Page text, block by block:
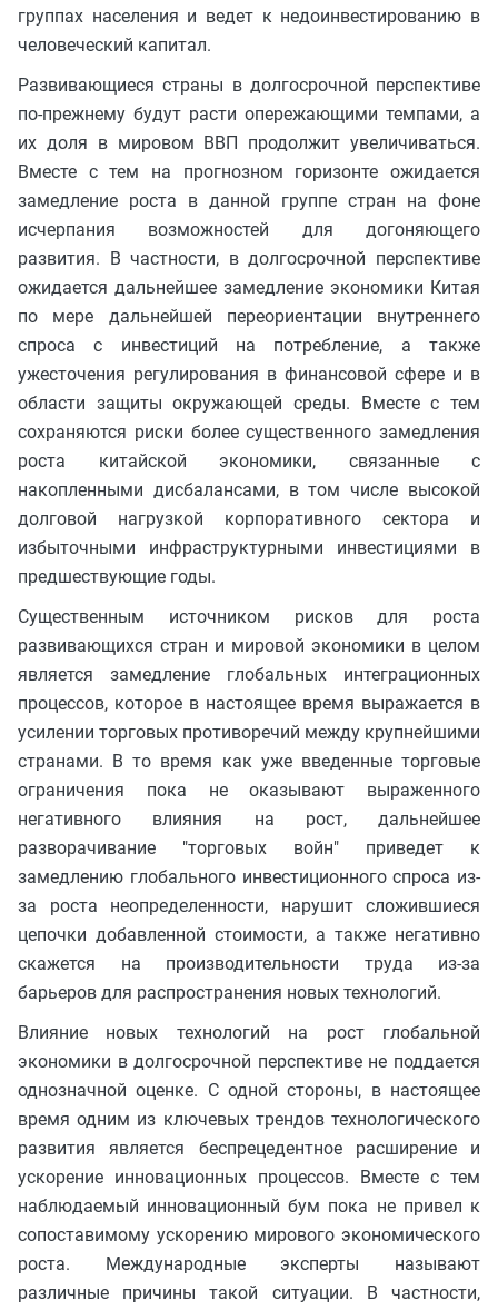
группах населения и ведет к недоинвестированию в
человеческий капитал.
Развивающиеся страны в долгосрочной перспективе
по-прежнему будут расти опережающими темпами, а
их доля в мировом ВВП продолжит увеличиваться.
Вместе с тем на прогнозном горизонте ожидается
замедление роста в данной группе стран на фоне
исчерпания возможностей для догоняющего
развития. В частности, в долгосрочной перспективе
ожидается дальнейшее замедление экономики Китая
по мере дальнейшей переориентации внутреннего
спроса с инвестиций на потребление, а также
ужесточения регулирования в финансовой сфере и в
области защиты окружающей среды. Вместе с тем
сохраняются риски более существенного замедления
роста китайской экономики, связанные с
накопленными дисбалансами, в том числе высокой
долговой нагрузкой корпоративного сектора и
избыточными инфраструктурными инвестициями в
предшествующие годы.
Существенным источником рисков для роста
развивающихся стран и мировой экономики в целом
является замедление глобальных интеграционных
процессов, которое в настоящее время выражается в
усилении торговых противоречий между крупнейшими
странами. В то время как уже введенные торговые
ограничения пока не оказывают выраженного
негативного влияния на рост, дальнейшее
разворачивание "торговых войн" приведет к
замедлению глобального инвестиционного спроса из-
за роста неопределенности, нарушит сложившиеся
цепочки добавленной стоимости, а также негативно
скажется на производительности труда из-за
барьеров для распространения новых технологий.
Влияние новых технологий на рост глобальной
экономики в долгосрочной перспективе не поддается
однозначной оценке. С одной стороны, в настоящее
время одним из ключевых трендов технологического
развития является беспрецедентное расширение и
ускорение инновационных процессов. Вместе с тем
наблюдаемый инновационный бум пока не привел к
сопоставимому ускорению мирового экономического
роста. Международные эксперты называют
различные причины такой ситуации. В частности,